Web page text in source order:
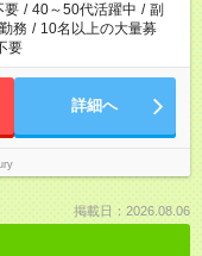
要 / 40～50代活躍中 / 副
務 / 10名以上の大量募
要
詳細へ
掲載日：2026.08.06